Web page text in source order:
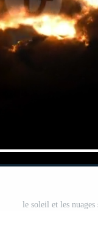
le soleil et les